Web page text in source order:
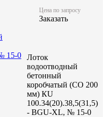
Цена по запросу
Заказать
Лоток
водоотводный
бетонный
коробчатый (CO 200
мм) КU
100.34(20).38,5(31,5)
- BGU-XL, № 15-0